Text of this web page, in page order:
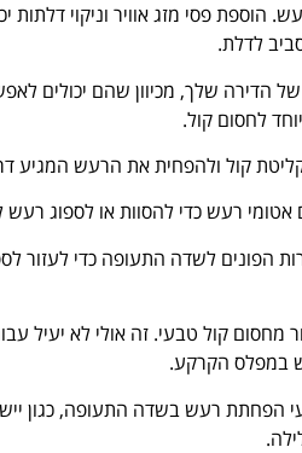
פסי מזג אוויר וניקוי דלתות
לדלת.
הדירה שלך, מכיוון שהם יכולים
לחסום קול.
בקליטת קול ולהפחית את הרעש המגיע
רעש כדי להסוות או לספוג רעש
הפונים לשדה התעופה כדי לעזור
קול טבעי. זה אולי לא יעיל
במפלס הקרקע.
הפחתת רעש בשדה התעופה, כגון